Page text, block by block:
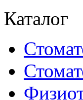
Каталог